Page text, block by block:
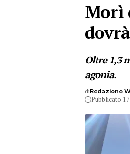
Morì
Oltre 1,3
agonia.
diRedazione
Pubblicato